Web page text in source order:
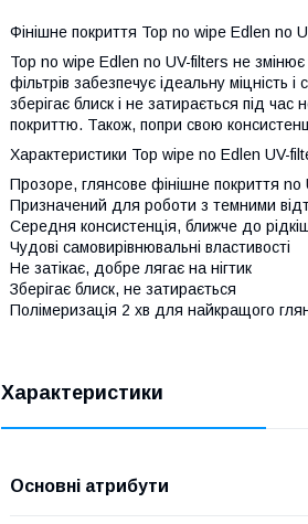
Фінішне покриття Top no wipe Edlen no
Top no wipe Edlen no UV-filters не змінює
фільтрів забезпечує ідеальну
зберігає блиск і не затирається під
покриттю. Також, попри свою
Характеристики Top wipe no Edlen UV-
Прозоре, глянсове фінішне покриття no
Призначений для роботи з темними
Середня консистенція, ближче до
Чудові самовирівнювальні властивості
Не затікає, добре лягає на нігтик
Зберігає блиск, не затирається
Полімеризація 2 хв для найкращого
Характеристики
Основні атрибути